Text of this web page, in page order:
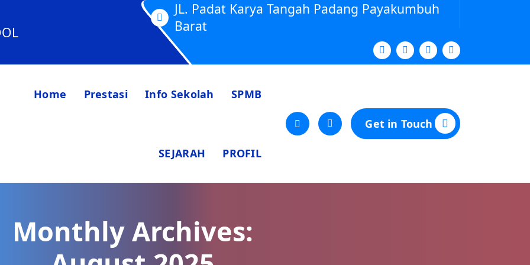
JL. Padat Karya Tangah Padang Payakumbuh
Barat
Home Prestasi Info Sekolah SPMB
SEJARAH PROFIL
Get in Touch
Monthly Archives: